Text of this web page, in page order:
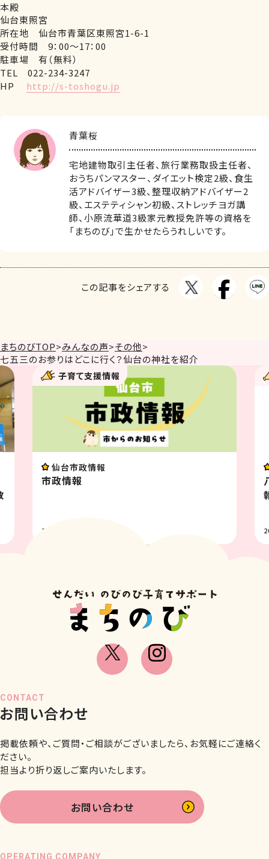
本殿
仙台東照宮
所在地 仙台市青葉区東照宮1-6-1
受付時間 9：00～17：00
駐車場 有（無料）
TEL 022-234-3247
HP http://s-toshogu.jp
青葉桜
宅地建物取引主任者、旅行業務取扱主任者、
おうちパンマスター、ダイエット検定2級、食生
活アドバイザー3級、整理収納アドバイザー2
級、エステティシャン初級、ストレッチヨガ講
師、小原流華道3級家元教授免許等の資格を
「まちのび」で生かせたらうれしいです。
この記事をシェアする
まちのびTOP>みんなの声>その他>
七五三のお参りはどこに行く？仙台の神社を紹介
子育て支援情報
イベント
八木山動物公園フジサキの杜イベント情
2026.07.31
OPERATING COMPANY
CONTACT
お問い合わせ
掲載依頼や、ご質問・ご相談がございましたら、お気軽にご連絡く
ださい。
担当より折り返しご案内いたします。
お問い合わせ